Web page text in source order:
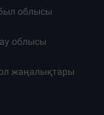
облысы
облысы
жаңалықтары